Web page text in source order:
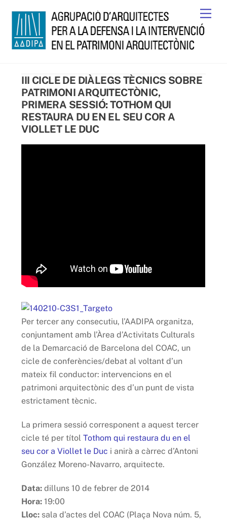
content
III CICLE DE DIÀLEGS TÈCNICS SOBRE
PATRIMONI ARQUITECTÒNIC,
PRIMERA SESSIÓ: TOTHOM QUI
RESTAURA DU EN EL SEU COR A
VIOLLET LE DUC
Per tercer any consecutiu, l’AADIPA organitza,
conjuntament amb l’Àrea d’Activitats Culturals
de la Demarcació de Barcelona del COAC, un
cicle de conferències/debat al voltant d’un
mateix fil conductor: intervencions en el
patrimoni arquitectònic des d’un punt de vista
estrictament tècnic.
La primera sessió corresponent a aquest tercer
cicle té per títolTothom qui restaura du en el
seu cor a Viollet le Duc i anirà a càrrec d’Antoni
González Moreno-Navarro, arquitecte.
Data:dilluns 10 de febrer de 2014
Hora:19:00
Lloc: sala d’actes del COAC (Plaça Nova núm. 5,